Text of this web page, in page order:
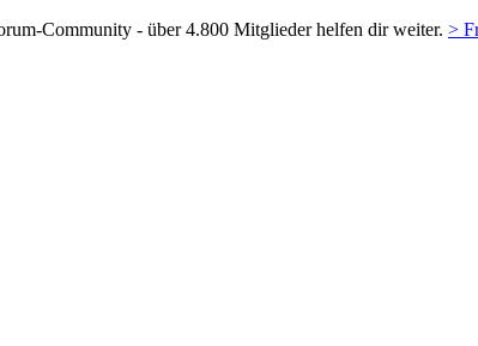
Community - über 4.800 Mitglieder helfen dir weiter. >